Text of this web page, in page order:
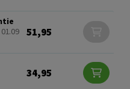
51,95
34,95